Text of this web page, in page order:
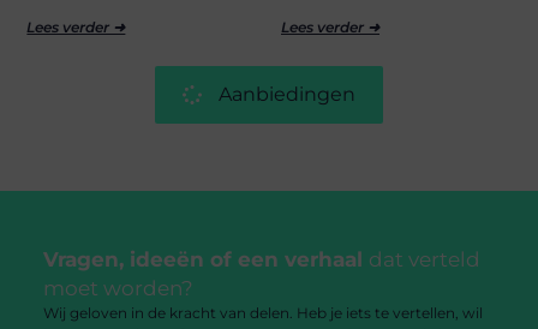
Lees verder ➜ Lees verder ➜
Aanbiedingen
Vragen, ideeën of een verhaal dat verteld
moet worden?
Wij geloven in de kracht van delen. Heb je iets te vertellen, wil